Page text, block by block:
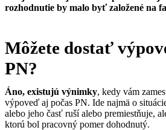
rozhodnutie by malo byť založené na
Môžete dostať
PN?
Áno, existujú výnimky, kedy vám
výpoveď aj počas PN. Ide najmä o
alebo jeho časť ruší alebo premiestňuje,
ktorú bol pracovný pomer dohodnutý.